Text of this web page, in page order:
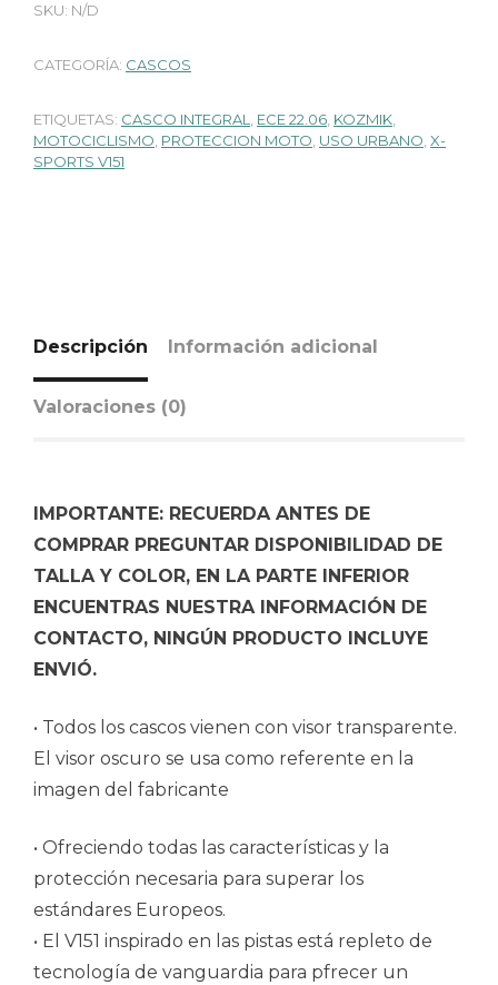
SKU: N/D
CATEGORÍA: CASCOS
ETIQUETAS: CASCO INTEGRAL, ECE 22.06, KOZMIK,
MOTOCICLISMO, PROTECCION MOTO, USO URBANO, X-
SPORTS V151
Descripción Información adicional
Valoraciones (0)
IMPORTANTE: RECUERDA ANTES DE
COMPRAR PREGUNTAR DISPONIBILIDAD DE
TALLA Y COLOR, EN LA PARTE INFERIOR
ENCUENTRAS NUESTRA INFORMACIÓN DE
CONTACTO, NINGÚN PRODUCTO INCLUYE
ENVIÓ.
• Todos los cascos vienen con visor transparente.
El visor oscuro se usa como referente en la
imagen del fabricante
• Ofreciendo todas las características y la
protección necesaria para superar los
estándares Europeos.
• El V151 inspirado en las pistas está repleto de
tecnología de vanguardia para pfrecer un